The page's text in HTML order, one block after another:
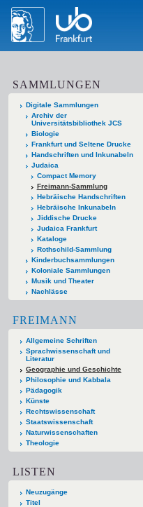
SAMMLUNGEN
Digitale Sammlungen
Archiv der
Universitätsbibliothek JCS
Biologie
Frankfurt und Seltene Drucke
Handschriften und Inkunabeln
Judaica
Compact Memory
Freimann-Sammlung
Hebräische Handschriften
Hebräische Inkunabeln
Jiddische Drucke
Judaica Frankfurt
Kataloge
Rothschild-Sammlung
Kinderbuchsammlungen
Koloniale Sammlungen
Musik und Theater
Nachlässe
FREIMANN
Allgemeine Schriften
Sprachwissenschaft und
Literatur
Geographie und Geschichte
Philosophie und Kabbala
Pädagogik
Künste
Rechtswissenschaft
Staatswissenschaft
Naturwissenschaften
Theologie
LISTEN
Neuzugänge
Titel